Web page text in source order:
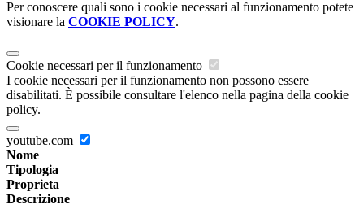
Per conoscere quali sono i cookie necessari al funzionamento potete
visionare la COOKIE POLICY.
Cookie necessari per il funzionamento
I cookie necessari per il funzionamento non possono essere
disabilitati. È possibile consultare l'elenco nella pagina della cookie
policy.
youtube.com
Nome
Tipologia
Proprieta
Descrizione